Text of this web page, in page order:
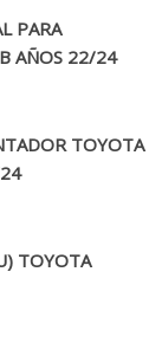
PARA
AÑOS 22/24
TOYOTA
TOYOTA